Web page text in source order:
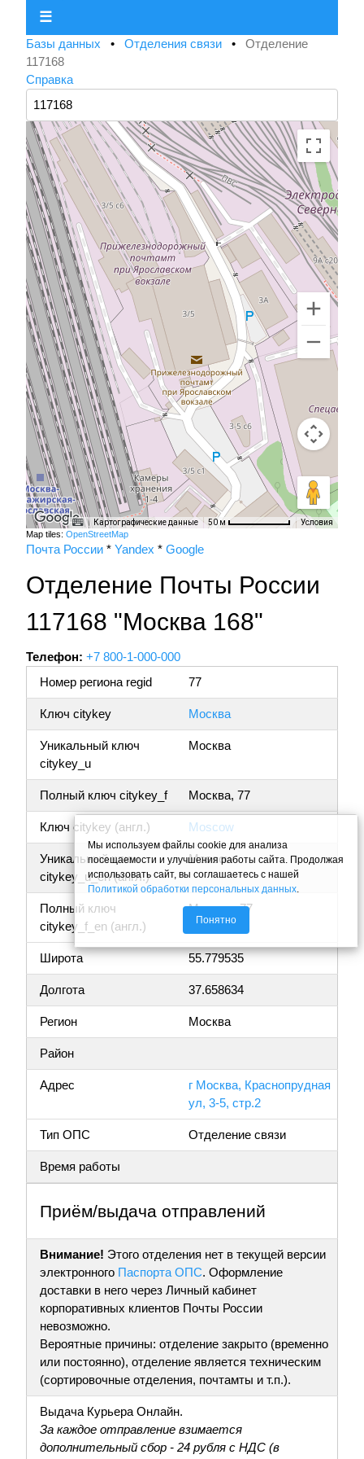
☰
Базы данных • Отделения связи • Отделение
117168
Справка
Картографические данные 50 м Условия
Map tiles: OpenStreetMap
Почта России * Yandex * Google
Отделение Почты России
117168 "Москва 168"
Телефон: +7 800-1-000-000
Номер региона regid
77
Ключ citykey Москва
Уникальный ключ
citykey_u
Москва
Полный ключ citykey_f Москва, 77
Ключ citykey (англ.) Moscow
Уникальный ключ
citykey_u_en (англ.)
Moscow
Полный ключ
citykey_f_en (англ.)
Moscow, 77
Широта 55.779535
Долгота 37.658634
Регион Москва
Район
Адрес
г Москва, Краснопрудная
ул, 3-5, стр.2
Тип ОПС Отделение связи
Время работы
Приём/выдача отправлений
Внимание! Этого отделения нет в текущей версии
электронного Паспорта ОПС. Оформление
доставки в него через Личный кабинет
корпоративных клиентов Почты России
невозможно.
Вероятные причины: отделение закрыто (временно
или постоянно), отделение является техническим
(сортировочные отделения, почтамты и т.п.).
Выдача Курьера Онлайн.
За каждое отправление взимается
дополнительный сбор - 24 рубля с НДС (в
Мы используем файлы cookie для анализа
посещаемости и улучшения работы сайта. Продолжая
использовать сайт, вы соглашаетесь с нашей
Политикой обработки персональных данных
Понятно